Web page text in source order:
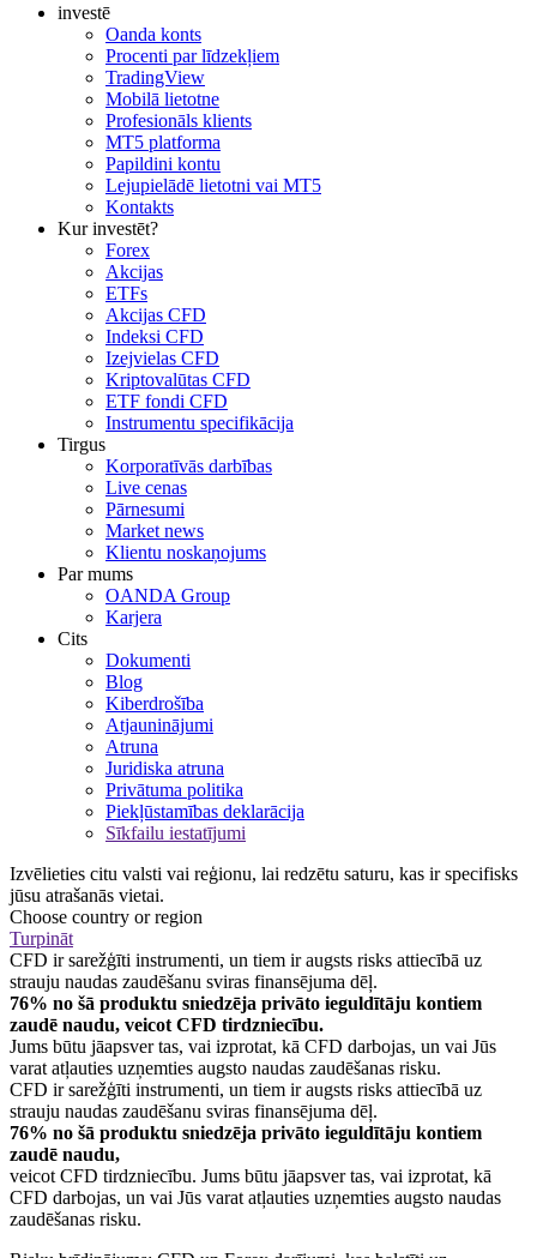
investē
Oanda konts
Procenti par līdzekļiem
TradingView
Mobilā lietotne
Profesionāls klients
MT5 platforma
Papildini kontu
Lejupielādē lietotni vai MT5
Kontakts
Kur investēt?
Forex
Akcijas
ETFs
Akcijas CFD
Indeksi CFD
Izejvielas CFD
Kriptovalūtas CFD
ETF fondi CFD
Instrumentu specifikācija
Tirgus
Korporatīvās darbības
Live cenas
Pārnesumi
Market news
Klientu noskaņojums
Par mums
OANDA Group
Karjera
Cits
Dokumenti
Blog
Kiberdrošība
Atjauninājumi
Atruna
Juridiska atruna
Privātuma politika
Piekļūstamības deklarācija
Sīkfailu iestatījumi
Izvēlieties citu valsti vai reģionu, lai redzētu saturu, kas ir specifisks
jūsu atrašanās vietai.
Choose country or region
Turpināt
CFD ir sarežģīti instrumenti, un tiem ir augsts risks attiecībā uz
strauju naudas zaudēšanu sviras finansējuma dēļ.
76% no šā produktu sniedzēja privāto ieguldītāju kontiem
zaudē naudu, veicot CFD tirdzniecību.
Jums būtu jāapsver tas, vai izprotat, kā CFD darbojas, un vai Jūs
varat atļauties uzņemties augsto naudas zaudēšanas risku.
CFD ir sarežģīti instrumenti, un tiem ir augsts risks attiecībā uz
strauju naudas zaudēšanu sviras finansējuma dēļ.
76% no šā produktu sniedzēja privāto ieguldītāju kontiem
zaudē naudu,
veicot CFD tirdzniecību. Jums būtu jāapsver tas, vai izprotat, kā
CFD darbojas, un vai Jūs varat atļauties uzņemties augsto naudas
zaudēšanas risku.